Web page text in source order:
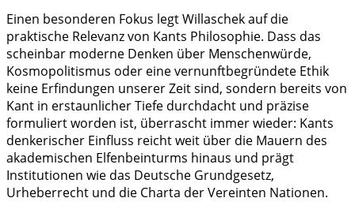
Einen besonderen Fokus legt Willaschek auf die
praktische Relevanz von Kants Philosophie. Dass das
scheinbar moderne Denken über Menschenwürde,
Kosmopolitismus oder eine vernunftbegründete Ethik
keine Erfindungen unserer Zeit sind, sondern bereits von
Kant in erstaunlicher Tiefe durchdacht und präzise
formuliert worden ist, überrascht immer wieder: Kants
denkerischer Einfluss reicht weit über die Mauern des
akademischen Elfenbeinturms hinaus und prägt
Institutionen wie das Deutsche Grundgesetz,
Urheberrecht und die Charta der Vereinten Nationen.